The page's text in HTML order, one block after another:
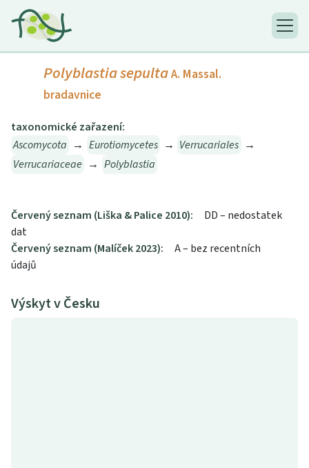
Polyblastia sepultaA. Massal.
bradavnice
taxonomické zařazení:
Ascomycota → Eurotiomycetes → Verrucariales →
Verrucariaceae → Polyblastia
Červený seznam (Liška & Palice 2010):
DD – nedostatek
dat
Červený seznam (Malíček 2023):
A – bez recentních
údajů
Výskyt v Česku